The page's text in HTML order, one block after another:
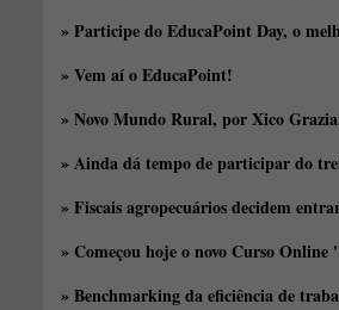
» Participe do EducaPoint Day, o
» Vem aí o EducaPoint!
» Novo Mundo Rural, por Xico
» Ainda dá tempo de participar do
» Fiscais agropecuários decidem
» Começou hoje o novo Curso
» Benchmarking da eficiência de